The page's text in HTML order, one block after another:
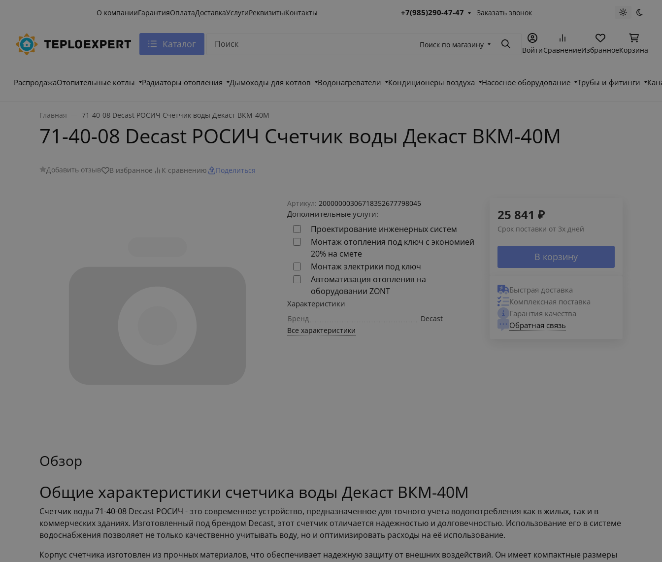
О компанииГарантияОплатаДоставкаУслугиРеквизитыКонтакты +7(985)290-47-47 Заказать звонок Светлая
Каталог Поиск по магазину ПоискВойтиСравнениеИзбранноеКорзина
РаспродажаОтопительные котлы Радиаторы отопления Дымоходы для котлов Водонагреватели Кондиционеры воздуха Насосное оборудование Трубы и фитинги
Главная 71-40-08 Decast РОСИЧ Счетчик воды Декаст ВКМ-40М
71-40-08 Decast РОСИЧ Счетчик воды Декаст ВКМ-40М
Добавить отзыв В избранное К сравнению Поделиться
Артикул: 20000000306718352677798045
Дополнительные услуги:
Проектирование инженерных систем
Монтаж отопления под ключ с экономией
20% на смете
Монтаж электрики под ключ
Автоматизация отопления на
оборудовании ZONT
Характеристики
Бренд
Decast
Все характеристики
25 841 ₽
Срок поставки от 3х дней
В корзину
Быстрая доставка
Комплексная поставка
Гарантия качества
Обратная связь
Обзор
Общие характеристики счетчика воды Декаст ВКМ-40М
Счетчик воды 71-40-08 Decast РОСИЧ - это современное устройство, предназначенное для точного учета водопотребления как в жилых, так и в
коммерческих зданиях. Изготовленный под брендом Decast, этот счетчик отличается надежностью и долговечностью. Использование его в системе
водоснабжения позволяет не только качественно учитывать воду, но и оптимизировать расходы на её использование.
Корпус счетчика изготовлен из прочных материалов, что обеспечивает надежную защиту от внешних воздействий. Он имеет компактные размеры